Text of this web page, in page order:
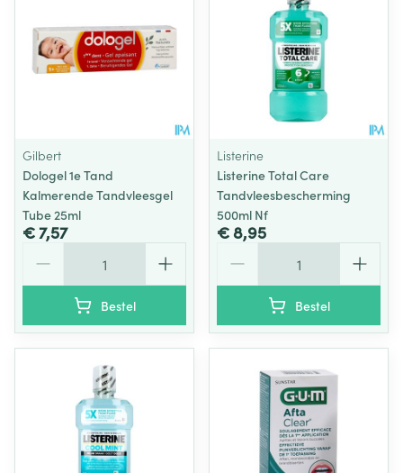
Gilbert
Dologel 1e Tand
Kalmerende Tandvleesgel
Tube 25ml
€ 7,57
Bestel
Listerine
Listerine Total Care
Tandvleesbescherming
500ml Nf
€ 8,95
Bestel